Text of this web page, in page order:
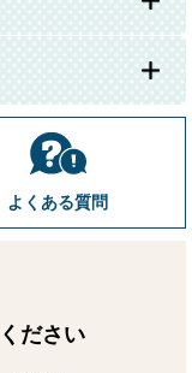
よくある質問
ください